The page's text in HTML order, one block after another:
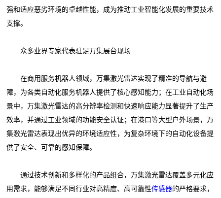
强和适应恶劣环境的卓越性能，成为推动工业智能化发展的重要技术
支撑。
众多业界专家代表驻足万集展台现场
在商用服务机器人领域，万集激光雷达实现了精准的导航与避
障，为各类自动化服务机器人提供了核心感知能力；在工业自动化场
景中，万集激光雷达的高分辨率检测和快速响应能力显著提升了生产
效率，并通过工业领域的功能安全认证；在港口等大型户外场景，万
集激光雷达表现出优异的环境适应性，为复杂环境下的自动化设备提
供了安全、可靠的感知保障。
通过技术创新和多样化的产品组合，万集激光雷达覆盖多元化应
用需求，能够满足不同行业对高精度、高可靠性传感器的严格要求，